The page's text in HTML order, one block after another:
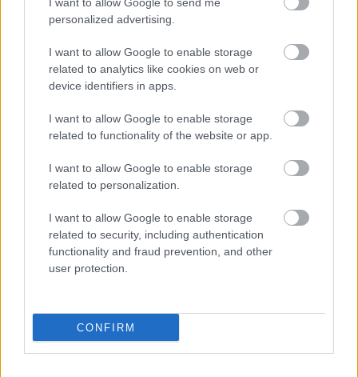
personalized advertising.
I want to allow Google to enable storage
related to analytics like cookies on web or
device identifiers in apps.
I want to allow Google to enable storage
related to functionality of the website or app.
I want to allow Google to enable storage
related to personalization.
I want to allow Google to enable storage
related to security, including authentication
functionality and fraud prevention, and other
user protection.
CONFIRM
Hozzászólások
Az Ezüst Utazó is felbukkan A
Fantasztikus 4-es: Első lépések
új előzetesében
2025 április 17. 16:23
Bár csak részleteiben, de maga Galactus is
Unmute